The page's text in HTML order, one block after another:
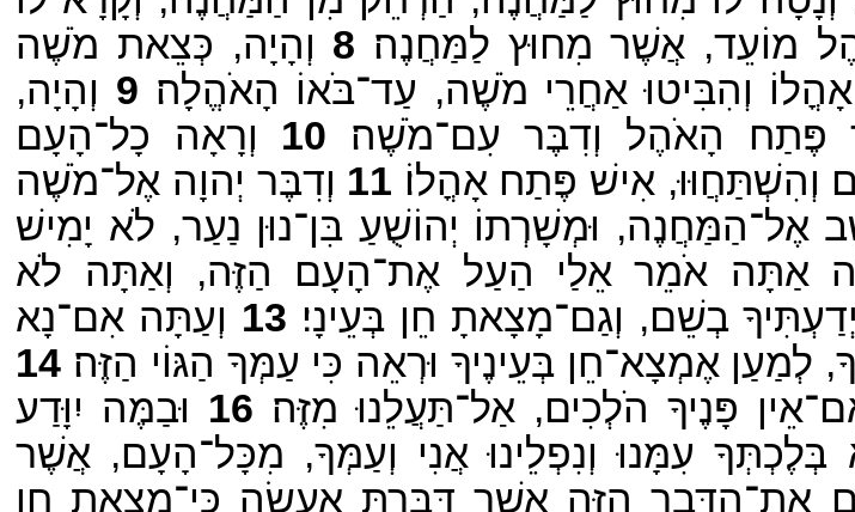
מוֹעֵד, אֲשֶׁר מִחוּץ לַמַּחֲנֶה׃ 8 וְהָיָה, כְּצֵאת מֹשֶׁה
וְהִבִּיטוּ אַחֲרֵי מֹשֶׁה, עַד־בֹּאוֹ הָאֹהֱלָה׃ 9 וְהָיָה,
פֶּתַח הָאֹהֶל וְדִבֶּר עִם־מֹשֶׁה׃
10 וְרָאָה כָל־הָעָם
אִישׁ פֶּתַח אָהֳלוֹ׃ 11 וְדִבֶּר יְהוָה אֶל־מֹשֶׁה
אֶל־הַמַּחֲנֶה, וּמְשָׁרְתוֹ יְהוֹשֻׁעַ בִּן־נוּן נַעַר, לֹא יָמִישׁ
אַתָּה אֹמֵר אֵלַי הַעַל אֶת־הָעָם הַזֶּה, וְאַתָּה לֹא
בְשֵׁם, וְגַם־מָצָאתָ חֵן בְּעֵינָי׃ 13 וְעַתָּה אִם־נָא
לְמַעַן אֶמְצָא־חֵן בְּעֵינֶיךָ וּרְאֵה כִּי עַמְּךָ הַגּוֹי הַזֶּה׃ 14
פָּנֶיךָ הֹלְכִים, אַל־תַּעֲלֵנוּ מִזֶּה׃ 16 וּבַמֶּה יִוָּדַע
בְּלֶכְתְּךָ עִמָּנוּ וְנִפְלֵינוּ אֲנִי וְעַמְּךָ, מִכָּל־הָעָם, אֲשֶׁר
אֶת־הַדָּבָר הַזֶּה אֲשֶׁר דִּבַּרְתָּ אֶעֱשֶׂה כִּי־מָצָאתָ חֵן